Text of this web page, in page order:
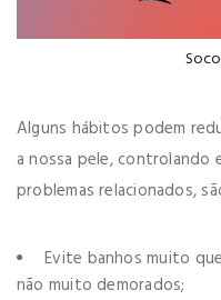
Alguns hábitos podem
a nossa pele, controlando
problemas relacionados,
Evite banhos muito
não muito demorados;